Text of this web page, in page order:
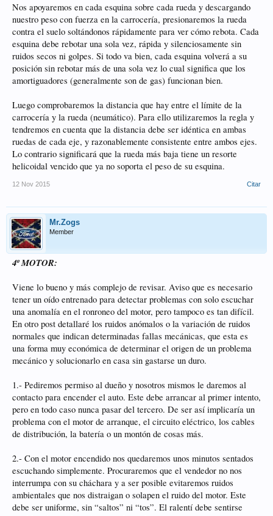
Nos apoyaremos en cada esquina sobre cada rueda y descargando
nuestro peso con fuerza en la carrocería, presionaremos la rueda
contra el suelo soltándonos rápidamente para ver cómo rebota. Cada
esquina debe rebotar una sola vez, rápida y silenciosamente sin
ruidos secos ni golpes. Si todo va bien, cada esquina volverá a su
posición sin rebotar más de una sola vez lo cual significa que los
amortiguadores (generalmente son de gas) funcionan bien.
Luego comprobaremos la distancia que hay entre el límite de la
carrocería y la rueda (neumático). Para ello utilizaremos la regla y
tendremos en cuenta que la distancia debe ser idéntica en ambas
ruedas de cada eje, y razonablemente consistente entre ambos ejes.
Lo contrario significará que la rueda más baja tiene un resorte
helicoidal vencido que ya no soporta el peso de su esquina.
12 Nov 2015 Citar
Mr.Zogs
Member
4º MOTOR:
Viene lo bueno y más complejo de revisar. Aviso que es necesario
tener un oído entrenado para detectar problemas con solo escuchar
una anomalía en el ronroneo del motor, pero tampoco es tan difícil.
En otro post detallaré los ruidos anómalos o la variación de ruidos
normales que indican determinadas fallas mecánicas, que esta es
una forma muy económica de determinar el origen de un problema
mecánico y solucionarlo en casa sin gastarse un duro.
1.- Pediremos permiso al dueño y nosotros mismos le daremos al
contacto para encender el auto. Este debe arrancar al primer intento,
pero en todo caso nunca pasar del tercero. De ser así implicaría un
problema con el motor de arranque, el circuito eléctrico, los cables
de distribución, la batería o un montón de cosas más.
2.- Con el motor encendido nos quedaremos unos minutos sentados
escuchando simplemente. Procuraremos que el vendedor no nos
interrumpa con su cháchara y a ser posible evitaremos ruidos
ambientales que nos distraigan o solapen el ruido del motor. Este
debe ser uniforme, sin “saltos” ni “tos”. El ralentí debe sentirse